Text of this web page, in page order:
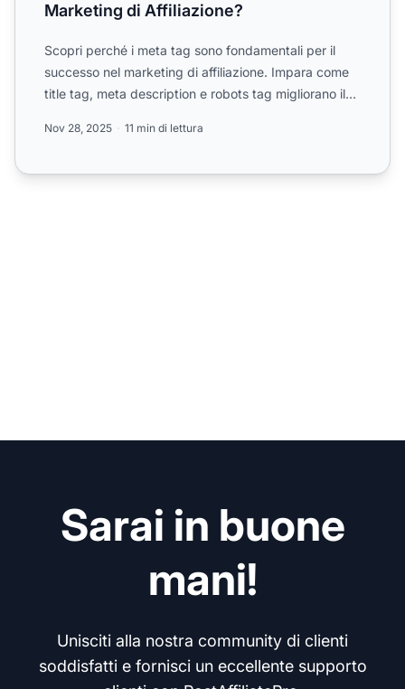
Marketing di Affiliazione?
Scopri perché i meta tag sono fondamentali per il
successo nel marketing di affiliazione. Impara come
title tag, meta description e robots tag migliorano il
Nov 28, 2025 11 min di lettura
Sarai in buone
mani!
Unisciti alla nostra community di clienti
soddisfatti e fornisci un eccellente supporto